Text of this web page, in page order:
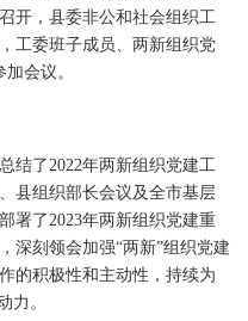
开，县委非公和社会组织工
工委班子成员、两新组织党
会议。
结了2022年两新组织党建工
县组织部长会议及全市基层
署了2023年两新组织党建重
深刻领会加强“两新”组织党建
的积极性和主动性，持续为
力。